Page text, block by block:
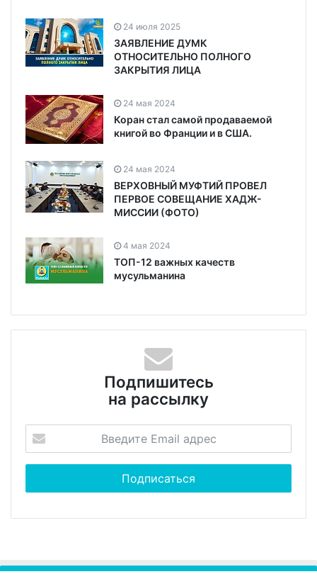
24 июля 2025
ЗАЯВЛЕНИЕ ДУМК
ОТНОСИТЕЛЬНО ПОЛНОГО
ЗАКРЫТИЯ ЛИЦА
24 мая 2024
Коран стал самой продаваемой
книгой во Франции и в США.
24 мая 2024
ВЕРХОВНЫЙ МУФТИЙ ПРОВЕЛ
ПЕРВОЕ СОВЕЩАНИЕ ХАДЖ-
МИССИИ (ФОТО)
4 мая 2024
ТОП-12 важных качеств
мусульманина
Подпишитесь
на рассылку